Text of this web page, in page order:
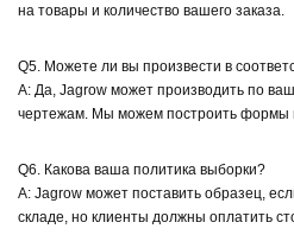
на товары и количество вашего заказа.
Q5. Можете ли вы произвести в
A: Да, Jagrow может производить по
чертежам. Мы можем построить формы
Q6. Какова ваша политика выборки?
A: Jagrow может поставить образец,
складе, но клиенты должны оплатить